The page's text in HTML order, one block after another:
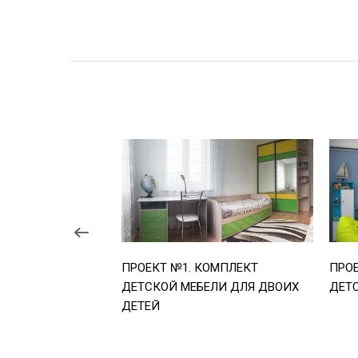
ПРОЕКТ №1. КОМПЛЕКТ
ДЕТСКОЙ МЕБЕЛИ ДЛЯ ДВОИХ
ДЕТЕЙ